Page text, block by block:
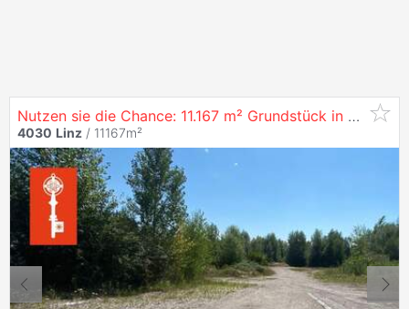
Nutzen sie die Chance: 11.167 m² Grundstück in
4030
4030 Linz / 11167m²